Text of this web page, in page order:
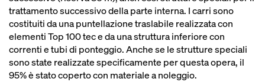
trattamento successivo della parte interna. I carri sono
costituiti da una puntellazione traslabile realizzata con
elementi Top 100 tec e da una struttura inferiore con
correnti e tubi di ponteggio. Anche se le strutture speciali
sono state realizzate specificamente per questa opera, il
95% è stato coperto con materiale a noleggio.